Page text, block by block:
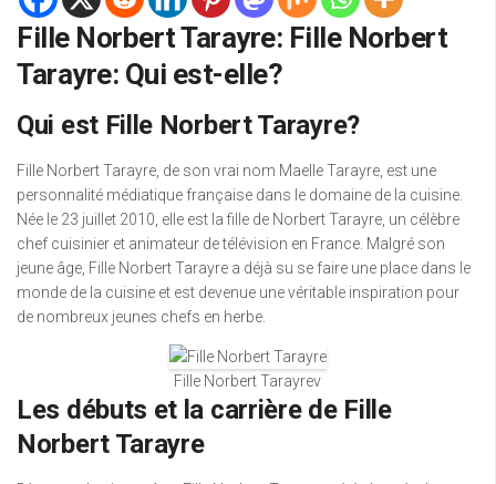
Fille Norbert Tarayre: Fille Norbert
Tarayre: Qui est-elle?
Qui est Fille Norbert Tarayre?
Fille Norbert Tarayre, de son vrai nom Maelle Tarayre, est une
personnalité médiatique française dans le domaine de la cuisine.
Née le 23 juillet 2010, elle est la fille de Norbert Tarayre, un célèbre
chef cuisinier et animateur de télévision en France. Malgré son
jeune âge, Fille Norbert Tarayre a déjà su se faire une place dans le
monde de la cuisine et est devenue une véritable inspiration pour
de nombreux jeunes chefs en herbe.
Fille Norbert Tarayrev
Les débuts et la carrière de Fille
Norbert Tarayre